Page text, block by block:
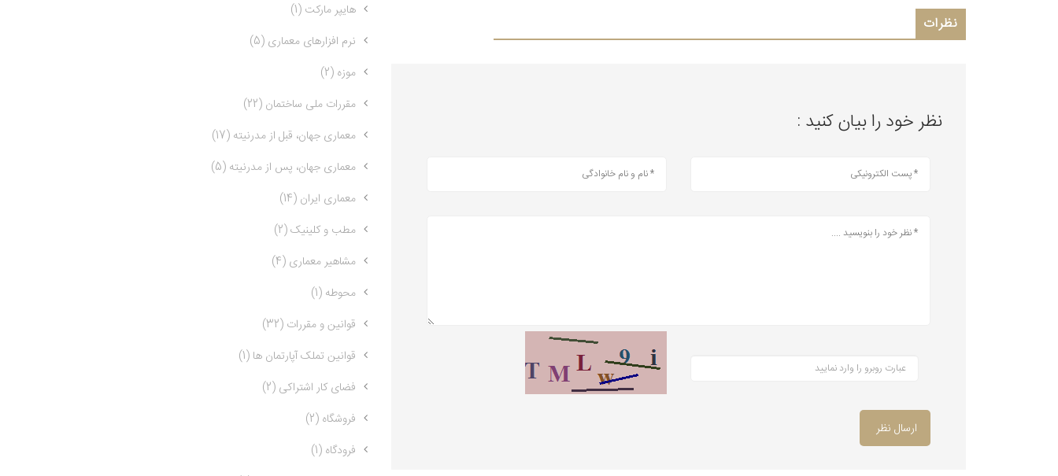
نظرات
نظر خود را بیان کنید :
ارسال نظر
هایپر مارکت (1)
نرم افزارهای معماری (5)
موزه (2)
مقررات ملی ساختمان (22)
معماری جهان، قبل از مدرنیته (17)
معماری جهان، پس از مدرنیته (5)
معماری ایران (14)
مطب و کلینیک (2)
مشاهیر معماری (4)
محوطه (1)
قوانین و مقررات (32)
قوانین تملک آپارتمان ها (1)
فضای کار اشتراکی (2)
فروشگاه (2)
فرودگاه (1)